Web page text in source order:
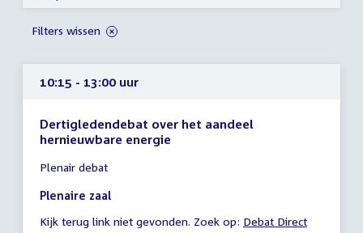
10:15 - 13:00 uur
Dertigledendebat over het aandeel
hernieuwbare energie
vergadering
10:15
13:00
Plenair debat
Plenaire zaal
Kijk terug link niet gevonden. Zoek op: External
Debat Direct
Filters wissen